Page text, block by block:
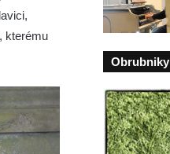
kterému
Obrubniky